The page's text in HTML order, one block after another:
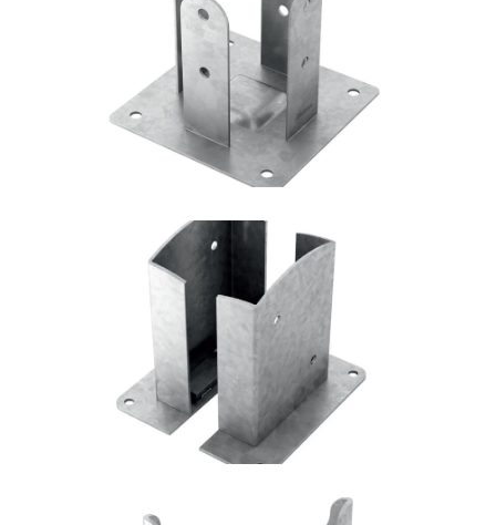
Portapilastro TYP F51
ROTHOBLAAS
Portapilastro TYP FD20
ROTHOBLAAS